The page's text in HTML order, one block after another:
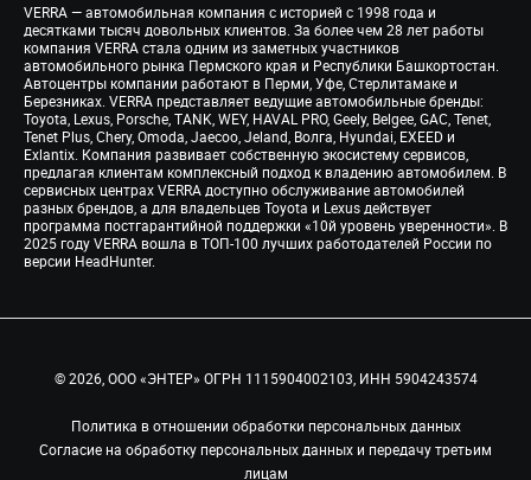
VERRA — автомобильная компания с историей с 1998 года и
десятками тысяч довольных клиентов. За более чем 28 лет работы
компания VERRA стала одним из заметных участников
автомобильного рынка Пермского края и Республики Башкортостан.
Автоцентры компании работают в Перми, Уфе, Стерлитамаке и
Березниках. VERRA представляет ведущие автомобильные бренды:
Toyota, Lexus, Porsche, TANK, WEY, HAVAL PRO, Geely, Belgee, GAC, Tenet,
Tenet Plus, Chery, Omoda, Jaecoo, Jeland, Волга, Hyundai, EXEED и
Exlantix. Компания развивает собственную экосистему сервисов,
предлагая клиентам комплексный подход к владению автомобилем. В
сервисных центрах VERRA доступно обслуживание автомобилей
разных брендов, а для владельцев Toyota и Lexus действует
программа постгарантийной поддержки «10й уровень уверенности». В
2025 году VERRA вошла в ТОП-100 лучших работодателей России по
версии HeadHunter.
© 2026, ООО «ЭНТЕР» ОГРН 1115904002103, ИНН 5904243574
Политика в отношении обработки персональных данных
Согласие на обработку персональных данных и передачу третьим
лицам